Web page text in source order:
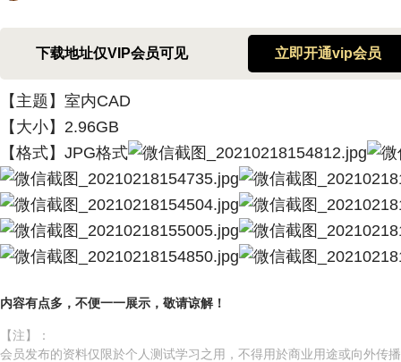
下载地址仅VIP会员可见 立即开通vip会员
【主题】室内CAD
【大小】2.96GB
【格式】 JPG格式
内容有点多，不便一一展示，敬请谅解！
【注】：
会员发布的资料仅限於个人测试学习之用，不得用於商业用途或向外传